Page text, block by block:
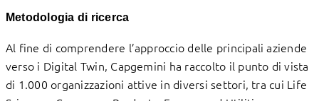
Metodologia di ricerca
Al fine di comprendere l’approccio delle principali aziende
verso i Digital Twin, Capgemini ha raccolto il punto di vista
di 1.000 organizzazioni attive in diversi settori, tra cui Life